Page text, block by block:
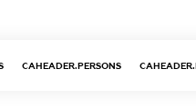
CAHEADER.PERSONS